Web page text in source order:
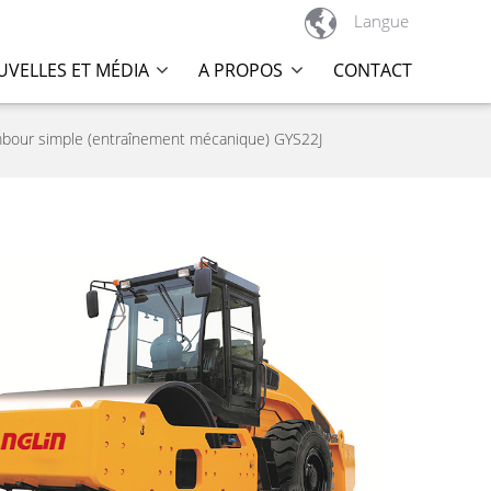
 Langue
ET MÉDIA A PROPOS CONTACT
simple (entraînement mécanique) GYS22J